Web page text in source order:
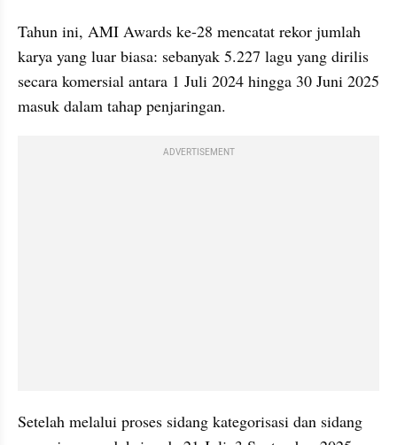
Tahun ini, AMI Awards ke-28 mencatat rekor jumlah
karya yang luar biasa: sebanyak 5.227 lagu yang dirilis
secara komersial antara 1 Juli 2024 hingga 30 Juni 2025
masuk dalam tahap penjaringan.
ADVERTISEMENT
Setelah melalui proses sidang kategorisasi dan sidang